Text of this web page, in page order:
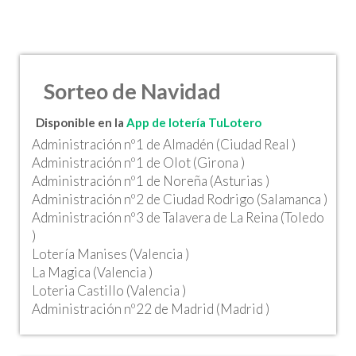
Sorteo de Navidad
Disponible en la App de lotería TuLotero
Administración nº1 de Almadén (Ciudad Real )
Administración nº1 de Olot (Girona )
Administración nº1 de Noreña (Asturias )
Administración nº2 de Ciudad Rodrigo (Salamanca )
Administración nº3 de Talavera de La Reina (Toledo
)
Lotería Manises (Valencia )
La Magica (Valencia )
Loteria Castillo (Valencia )
Administración nº22 de Madrid (Madrid )